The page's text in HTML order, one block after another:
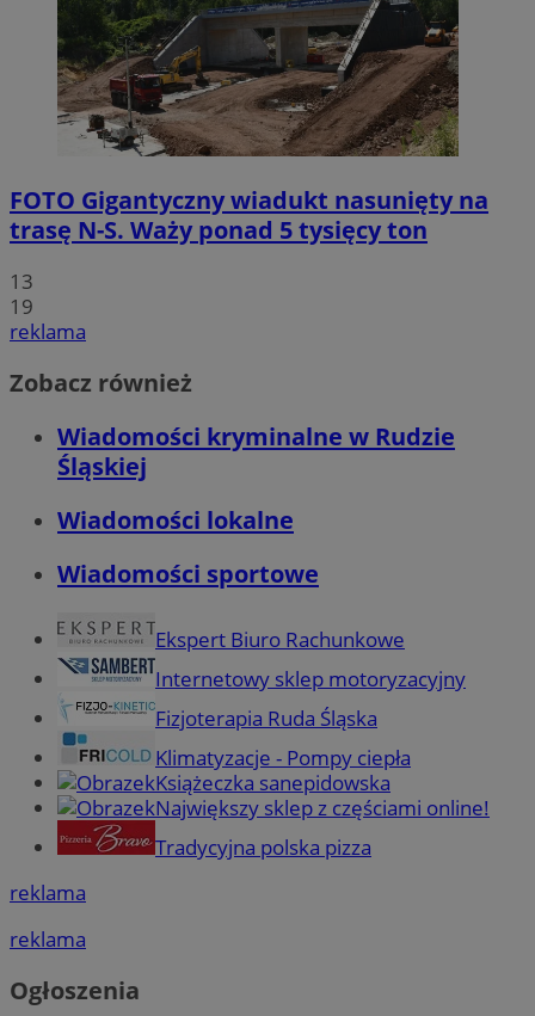
FOTO Gigantyczny wiadukt nasunięty na
trasę N-S. Waży ponad 5 tysięcy ton
13
19
reklama
Zobacz również
Wiadomości kryminalne w Rudzie
Śląskiej
Wiadomości lokalne
Wiadomości sportowe
Ekspert Biuro Rachunkowe
Internetowy sklep motoryzacyjny
Fizjoterapia Ruda Śląska
Klimatyzacje - Pompy ciepła
Książeczka sanepidowska
Największy sklep z częściami online!
Tradycyjna polska pizza
reklama
reklama
Ogłoszenia